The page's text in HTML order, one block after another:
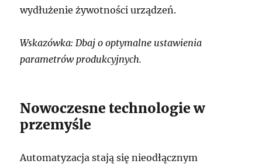
wydłużenie żywotności urządzeń.
Wskazówka: Dbaj o optymalne ustawienia
parametrów produkcyjnych.
Nowoczesne technologie w
przemyśle
Automatyzacja stają się nieodłącznym